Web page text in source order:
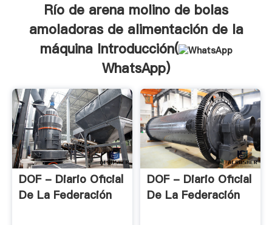
Río de arena molino de bolas
amoladoras de alimentación de la
máquina Introducción(
WhatsApp)
DOF - Diario Oficial
De La Federación
DOF - Diario Oficial
De La Federación